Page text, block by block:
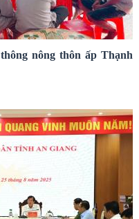
nông thôn ấp Thạnh